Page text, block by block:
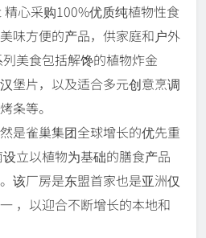
心采购100%优质纯植物性食
味方便的产品，供家庭和户外
美食包括解馋的植物炸金
堡片，以及适合多元创意烹调
条等。
是雀巢集团全球增长的优先重
立以植物为基础的膳食产品
该厂房是东盟首家也是亚洲仅
，以迎合不断增长的本地和